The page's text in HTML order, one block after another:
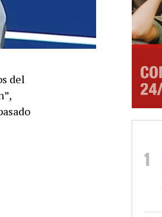
del